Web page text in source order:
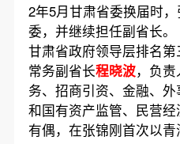
2年5月甘肃省委换届时
委，并继续担任副省长
甘肃省政府领导层排名
常务副省长程晓波，负责
务、招商引资、金融、
和国有资产监管、民营
有偶，在张锦刚首次以